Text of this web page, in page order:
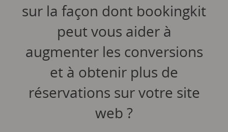
sur la façon dont bookingkit
peut vous aider à
augmenter les conversions
et à obtenir plus de
réservations sur votre site
web ?